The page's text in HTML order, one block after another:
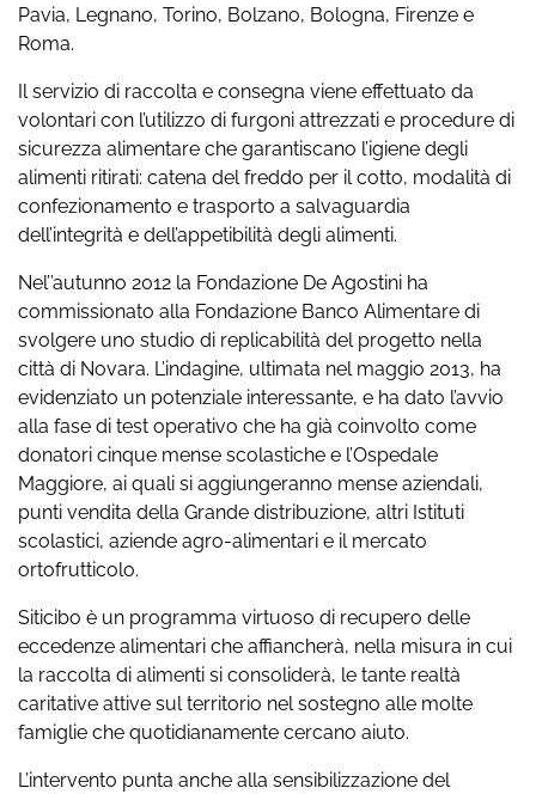
Pavia, Legnano, Torino, Bolzano, Bologna, Firenze e
Roma.
Il servizio di raccolta e consegna viene effettuato da
volontari con l’utilizzo di furgoni attrezzati e procedure di
sicurezza alimentare che garantiscano l’igiene degli
alimenti ritirati: catena del freddo per il cotto, modalità di
confezionamento e trasporto a salvaguardia
dell’integrità e dell’appetibilità degli alimenti.
Nel’’autunno 2012 la Fondazione De Agostini ha
commissionato alla Fondazione Banco Alimentare di
svolgere uno studio di replicabilità del progetto nella
città di Novara. L’indagine, ultimata nel maggio 2013, ha
evidenziato un potenziale interessante, e ha dato l’avvio
alla fase di test operativo che ha già coinvolto come
donatori cinque mense scolastiche e l’Ospedale
Maggiore, ai quali si aggiungeranno mense aziendali,
punti vendita della Grande distribuzione, altri Istituti
scolastici, aziende agro-alimentari e il mercato
ortofrutticolo.
Siticibo è un programma virtuoso di recupero delle
eccedenze alimentari che affiancherà, nella misura in cui
la raccolta di alimenti si consoliderà, le tante realtà
caritative attive sul territorio nel sostegno alle molte
famiglie che quotidianamente cercano aiuto.
L’intervento punta anche alla sensibilizzazione del